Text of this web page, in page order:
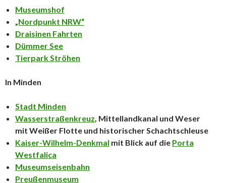
Museumshof
„Nordpunkt NRW“
Draisinen Fahrten
Dümmer See
Tierpark Ströhen
In Minden
Stadt Minden
Wasserstraßenkreuz, Mittellandkanal und Weser
mit Weißer Flotte und historischer Schachtschleuse
Kaiser-Wilhelm-Denkmal mit Blick auf die Porta
Westfalica
Museumseisenbahn
Preußenmuseum